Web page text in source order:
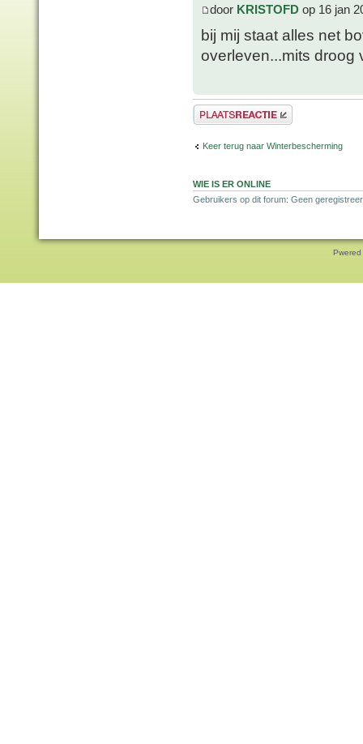
door KRISTOFD op 16 jan
bij mij staat alles net
overleven...mits droog
Plaats een reactie
Keer terug naar Winterbescherming
WIE IS ER ONLINE
Gebruikers op dit forum: Geen